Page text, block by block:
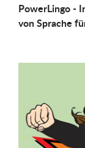
PowerLingo -
von Sprache